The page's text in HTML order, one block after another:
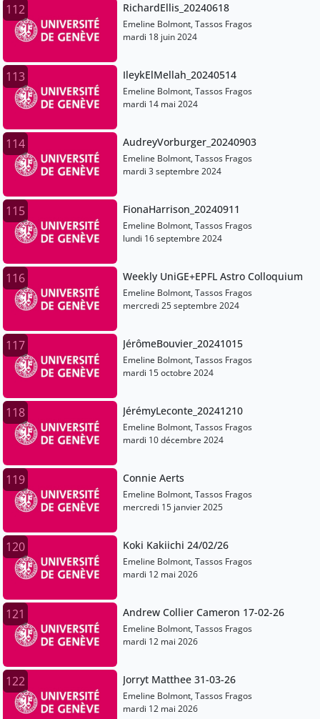
112 RichardEllis_20240618
Emeline Bolmont, Tassos Fragos
mardi 18 juin 2024
113 IleykElMellah_20240514
Emeline Bolmont, Tassos Fragos
mardi 14 mai 2024
114 AudreyVorburger_20240903
Emeline Bolmont, Tassos Fragos
mardi 3 septembre 2024
115 FionaHarrison_20240911
Emeline Bolmont, Tassos Fragos
lundi 16 septembre 2024
116 Weekly UniGE+EPFL Astro Colloquium
Emeline Bolmont, Tassos Fragos
mercredi 25 septembre 2024
117 JérômeBouvier_20241015
Emeline Bolmont, Tassos Fragos
mardi 15 octobre 2024
118 JérémyLeconte_20241210
Emeline Bolmont, Tassos Fragos
mardi 10 décembre 2024
119 Connie Aerts
Emeline Bolmont, Tassos Fragos
mercredi 15 janvier 2025
120 Koki Kakiichi 24/02/26
Emeline Bolmont, Tassos Fragos
mardi 12 mai 2026
121 Andrew Collier Cameron 17-02-26
Emeline Bolmont, Tassos Fragos
mardi 12 mai 2026
122 Jorryt Matthee 31-03-26
Emeline Bolmont, Tassos Fragos
mardi 12 mai 2026